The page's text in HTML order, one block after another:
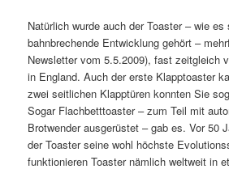
Natürlich wurde auch der Toaster – wie
bahnbrechende Entwicklung gehört –
Newsletter vom 5.5.2009), fast zeitgleich
in England. Auch der erste Klapptoaster
zwei seitlichen Klapptüren konnten Sie
Sogar Flachbetttoaster – zum Teil mit
Brotwender ausgerüstet – gab es. Vor 50
der Toaster seine wohl höchste
funktionieren Toaster nämlich weltweit in